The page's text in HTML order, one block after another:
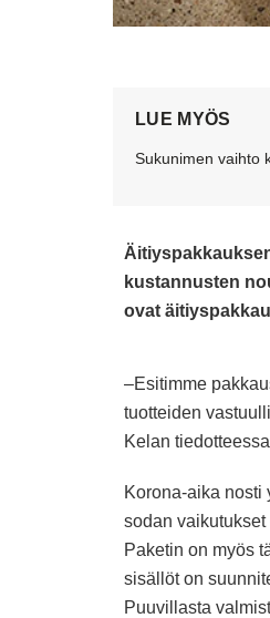
LUE MYÖS
Sukunimen vaihto
kustannusten
ovat
–Esitimme
tuotteiden
Kelan
Korona-aika nosti
sodan
Paketin on myös
sisällöt on
Puuvillasta